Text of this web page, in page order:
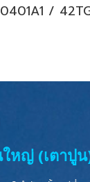
หญ่ (เตาปู